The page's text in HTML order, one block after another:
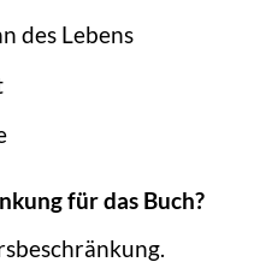
des Lebens
für das Buch?